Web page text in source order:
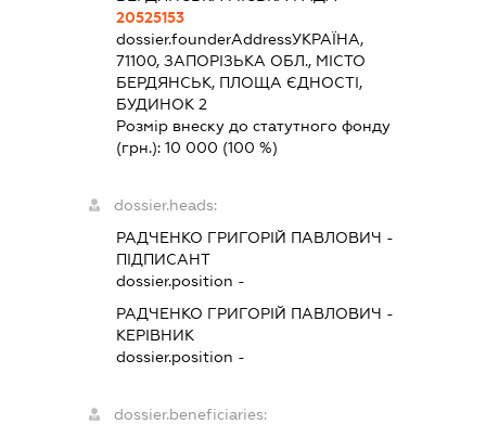
20525153
dossier.founderAddressУКРАЇНА,
71100, ЗАПОРІЗЬКА ОБЛ., МІСТО
БЕРДЯНСЬК, ПЛОЩА ЄДНОСТІ,
БУДИНОК 2
Розмір внеску до статутного фонду
(грн.): 10 000 (100 %)
dossier.heads:
РАДЧЕНКО ГРИГОРІЙ ПАВЛОВИЧ -
ПІДПИСАНТ
dossier.position -
РАДЧЕНКО ГРИГОРІЙ ПАВЛОВИЧ -
КЕРІВНИК
dossier.position -
dossier.beneficiaries: